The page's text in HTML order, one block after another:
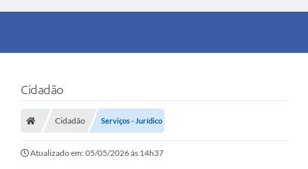
Cidadão
Cidadão Serviços - Jurídico
Atualizado em: 05/05/2026 às 14h37